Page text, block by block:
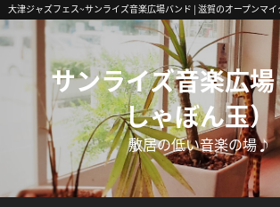
サンライズ音楽広
しゃぼん玉）
敷居の低い音楽の場♪